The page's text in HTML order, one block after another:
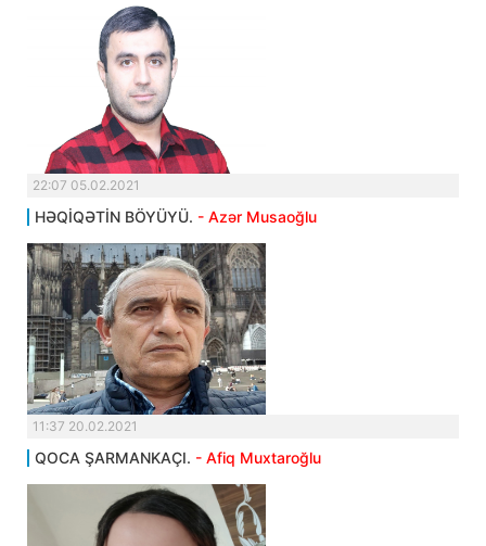
22:07 05.02.2021
HƏQİQƏTİN BÖYÜYÜ. - Azər Musaoğlu
11:37 20.02.2021
QOCA ŞARMANKAÇI. - Afiq Muxtaroğlu